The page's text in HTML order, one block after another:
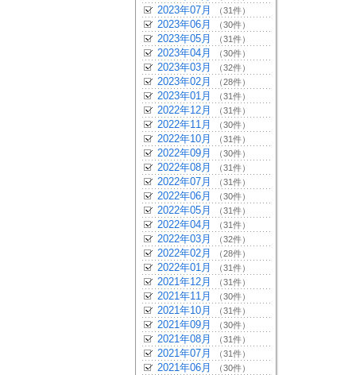
2023年07月 （31件）
2023年06月 （30件）
2023年05月 （31件）
2023年04月 （30件）
2023年03月 （32件）
2023年02月 （28件）
2023年01月 （31件）
2022年12月 （31件）
2022年11月 （30件）
2022年10月 （31件）
2022年09月 （30件）
2022年08月 （31件）
2022年07月 （31件）
2022年06月 （30件）
2022年05月 （31件）
2022年04月 （31件）
2022年03月 （32件）
2022年02月 （28件）
2022年01月 （31件）
2021年12月 （31件）
2021年11月 （30件）
2021年10月 （31件）
2021年09月 （30件）
2021年08月 （31件）
2021年07月 （31件）
2021年06月 （30件）